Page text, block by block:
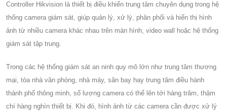
Controller Hikvision là thiết bị điều khiển trung tâm chuyên dụng trong hệ
thống camera giám sát, giúp quản lý, xử lý, phân phối và hiển thị hình
ảnh từ nhiều camera khác nhau trên màn hình, video wall hoặc hệ thống
giám sát tập trung.
Trong các hệ thống giám sát an ninh quy mô lớn như trung tâm thương
mại, tòa nhà văn phòng, nhà máy, sân bay hay trung tâm điều hành
thành phố thông minh, số lượng camera có thể lên tới hàng trăm, thậm
chí hàng nghìn thiết bị. Khi đó, hình ảnh từ các camera cần được xử lý